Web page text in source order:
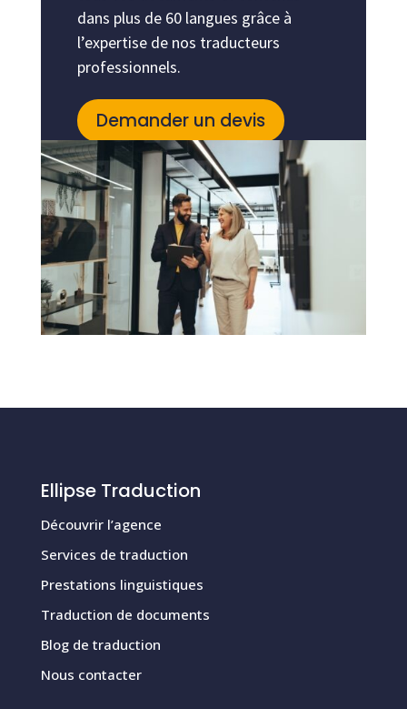
dans plus de 60 langues grâce à
l’expertise de nos traducteurs
professionnels.
Demander un devis
Ellipse Traduction
Découvrir l’agence
Services de traduction
Prestations linguistiques
Traduction de documents
Blog de traduction
Nous contacter